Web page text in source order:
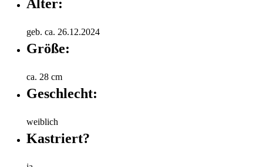
Alter:
geb. ca. 26.12.2024
Größe:
ca. 28 cm
Geschlecht:
weiblich
Kastriert?